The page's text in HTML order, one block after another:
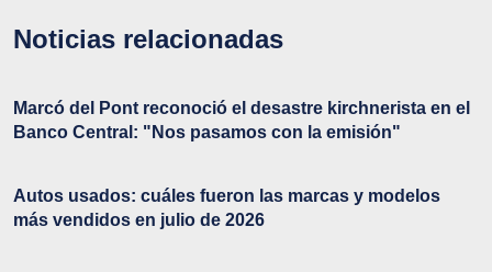
Noticias relacionadas
Marcó del Pont reconoció el desastre kirchnerista en el
Banco Central: "Nos pasamos con la emisión"
Autos usados: cuáles fueron las marcas y modelos
más vendidos en julio de 2026